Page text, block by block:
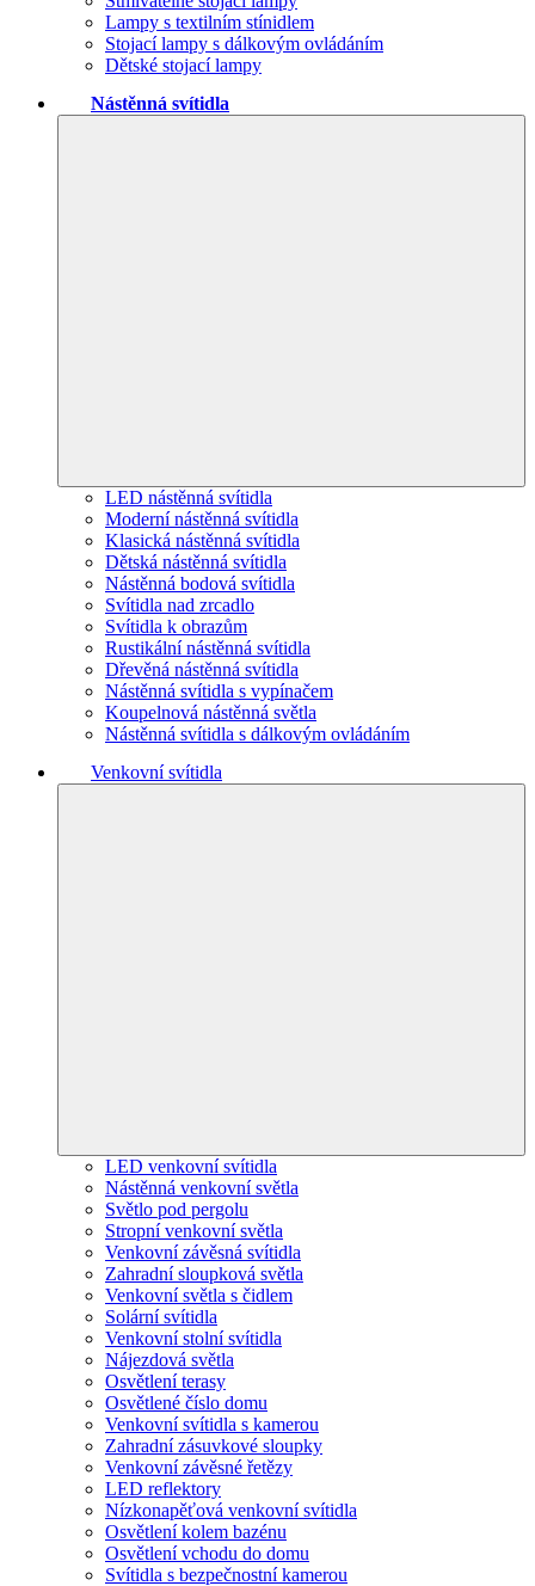
Lampy s textilním stínidlem
Stojací lampy s dálkovým ovládáním
Dětské stojací lampy
Nástěnná svítidla
LED nástěnná svítidla
Moderní nástěnná svítidla
Klasická nástěnná svítidla
Dětská nástěnná svítidla
Nástěnná bodová svítidla
Svítidla nad zrcadlo
Svítidla k obrazům
Rustikální nástěnná svítidla
Dřevěná nástěnná svítidla
Nástěnná svítidla s vypínačem
Koupelnová nástěnná světla
Nástěnná svítidla s dálkovým ovládáním
Venkovní svítidla
LED venkovní svítidla
Nástěnná venkovní světla
Světlo pod pergolu
Stropní venkovní světla
Venkovní závěsná svítidla
Zahradní sloupková světla
Venkovní světla s čidlem
Solární svítidla
Venkovní stolní svítidla
Nájezdová světla
Osvětlení terasy
Osvětlené číslo domu
Venkovní svítidla s kamerou
Zahradní zásuvkové sloupky
Venkovní závěsné řetězy
LED reflektory
Nízkonapěťová venkovní svítidla
Osvětlení kolem bazénu
Osvětlení vchodu do domu
Svítidla s bezpečnostní kamerou